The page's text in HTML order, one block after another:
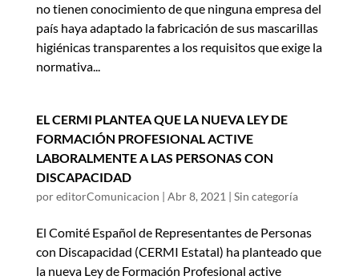
no tienen conocimiento de que ninguna empresa del
país haya adaptado la fabricación de sus mascarillas
higiénicas transparentes a los requisitos que exige la
normativa...
EL CERMI PLANTEA QUE LA NUEVA LEY DE
FORMACIÓN PROFESIONAL ACTIVE
LABORALMENTE A LAS PERSONAS CON
DISCAPACIDAD
poreditorComunicacion | Abr 8, 2021| Sin categoría
El Comité Español de Representantes de Personas
con Discapacidad (CERMI Estatal) ha planteado que
la nueva Ley de Formación Profesional active